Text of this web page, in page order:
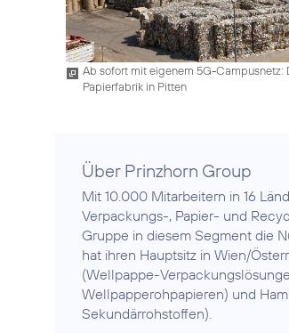
Ab sofort mit eigenem 5G-Campusnetz:
Papierfabrik in Pitten
Über Prinzhorn Group
Mit 10.000 Mitarbeitern in 16
Verpackungs-, Papier- und
Gruppe in diesem Segment die
hat ihren Hauptsitz in Wien/
(Wellpappe-
Wellpapperohpapieren) und
Sekundärrohstoffen).